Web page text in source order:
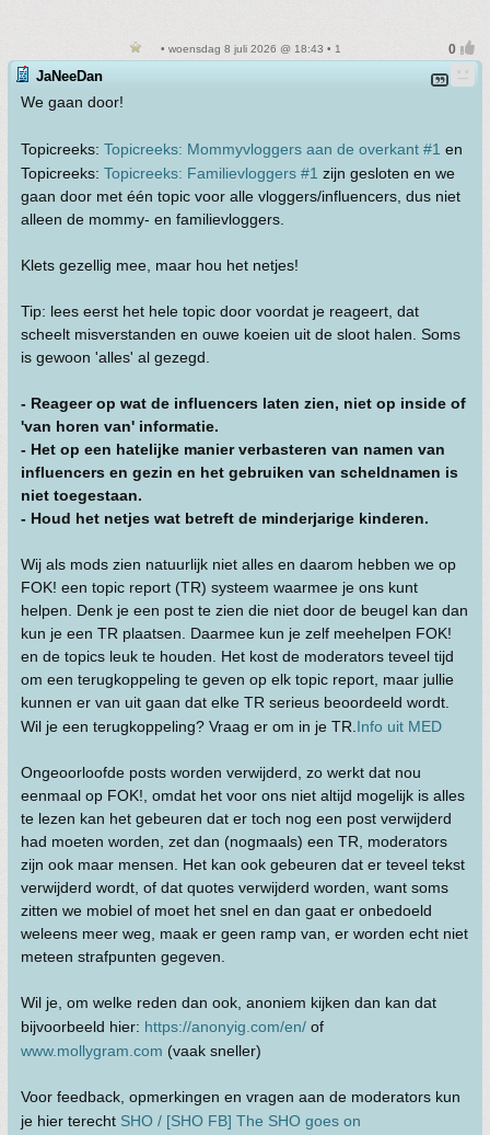
• woensdag 8 juli 2026 @ 18:43 • 1
JaNeeDan
We gaan door!
Topicreeks: Topicreeks: Mommyvloggers aan de overkant #1 en
Topicreeks: Topicreeks: Familievloggers #1 zijn gesloten en we
gaan door met één topic voor alle vloggers/influencers, dus niet
alleen de mommy- en familievloggers.
Klets gezellig mee, maar hou het netjes!
Tip: lees eerst het hele topic door voordat je reageert, dat
scheelt misverstanden en ouwe koeien uit de sloot halen. Soms
is gewoon 'alles' al gezegd.
- Reageer op wat de influencers laten zien, niet op inside of
'van horen van' informatie.
- Het op een hatelijke manier verbasteren van namen van
influencers en gezin en het gebruiken van scheldnamen is
niet toegestaan.
- Houd het netjes wat betreft de minderjarige kinderen.
Wij als mods zien natuurlijk niet alles en daarom hebben we op
FOK! een topic report (TR) systeem waarmee je ons kunt
helpen. Denk je een post te zien die niet door de beugel kan dan
kun je een TR plaatsen. Daarmee kun je zelf meehelpen FOK!
en de topics leuk te houden. Het kost de moderators teveel tijd
om een terugkoppeling te geven op elk topic report, maar jullie
kunnen er van uit gaan dat elke TR serieus beoordeeld wordt.
Wil je een terugkoppeling? Vraag er om in je TR. Info uit MED
Ongeoorloofde posts worden verwijderd, zo werkt dat nou
eenmaal op FOK!, omdat het voor ons niet altijd mogelijk is alles
te lezen kan het gebeuren dat er toch nog een post verwijderd
had moeten worden, zet dan (nogmaals) een TR, moderators
zijn ook maar mensen. Het kan ook gebeuren dat er teveel tekst
verwijderd wordt, of dat quotes verwijderd worden, want soms
zitten we mobiel of moet het snel en dan gaat er onbedoeld
weleens meer weg, maak er geen ramp van, er worden echt niet
meteen strafpunten gegeven.
Wil je, om welke reden dan ook, anoniem kijken dan kan dat
bijvoorbeeld hier: https://anonyig.com/en/ of
www.mollygram.com (vaak sneller)
Voor feedback, opmerkingen en vragen aan de moderators kun
je hier terecht SHO / [SHO FB] The SHO goes on